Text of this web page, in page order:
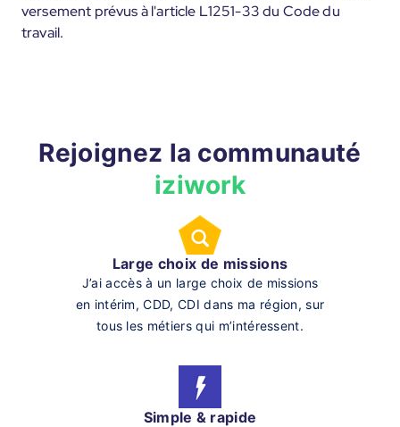
versement prévus à l'article L1251-33 du Code du
travail.
Rejoignez la communauté
iziwork
Large choix de missions
J’ai accès à un large choix de missions
en intérim, CDD, CDI dans ma région, sur
tous les métiers qui m’intéressent.
Simple & rapide